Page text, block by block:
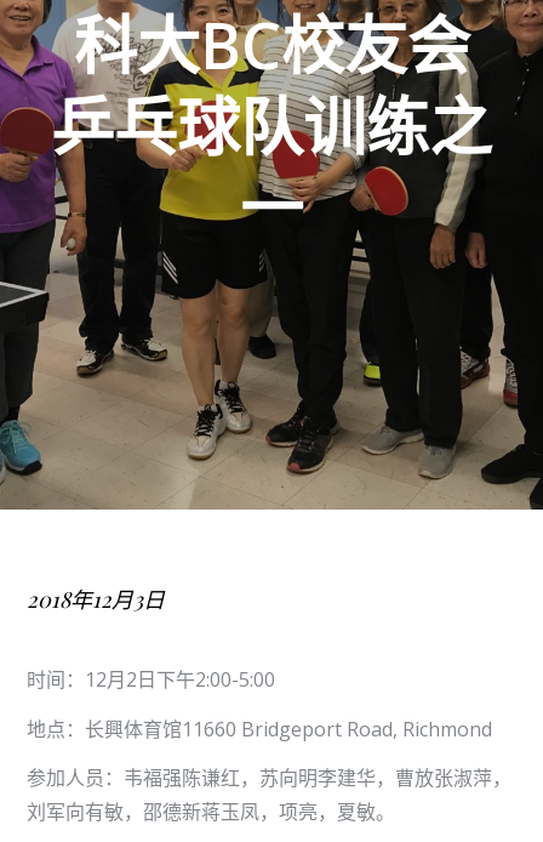
科大BC校友会
乒乓球队训练之
一
Posted
2018年12月3日
时间：12月2日下午2:00-5:00
地点：长興体育馆11660 Bridgeport Road, Richmond
参加人员：韦福强陈谦红，苏向明李建华，曹放张淑萍，
刘军向有敏，邵德新蒋玉凤，项亮，夏敏。